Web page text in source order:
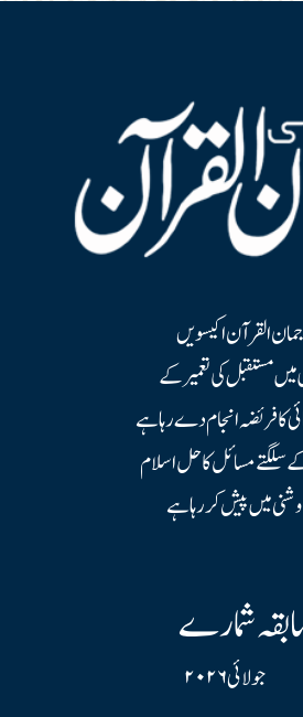
القرآن اکیسویں
مستقبل کی تعمیر کے
کا فریضہ انجام دے رہا ہے
سلگتے مسائل کا حل اسلام
میں پیش کر رہا ہے
شمارے
جولائی ۲۰۲۶